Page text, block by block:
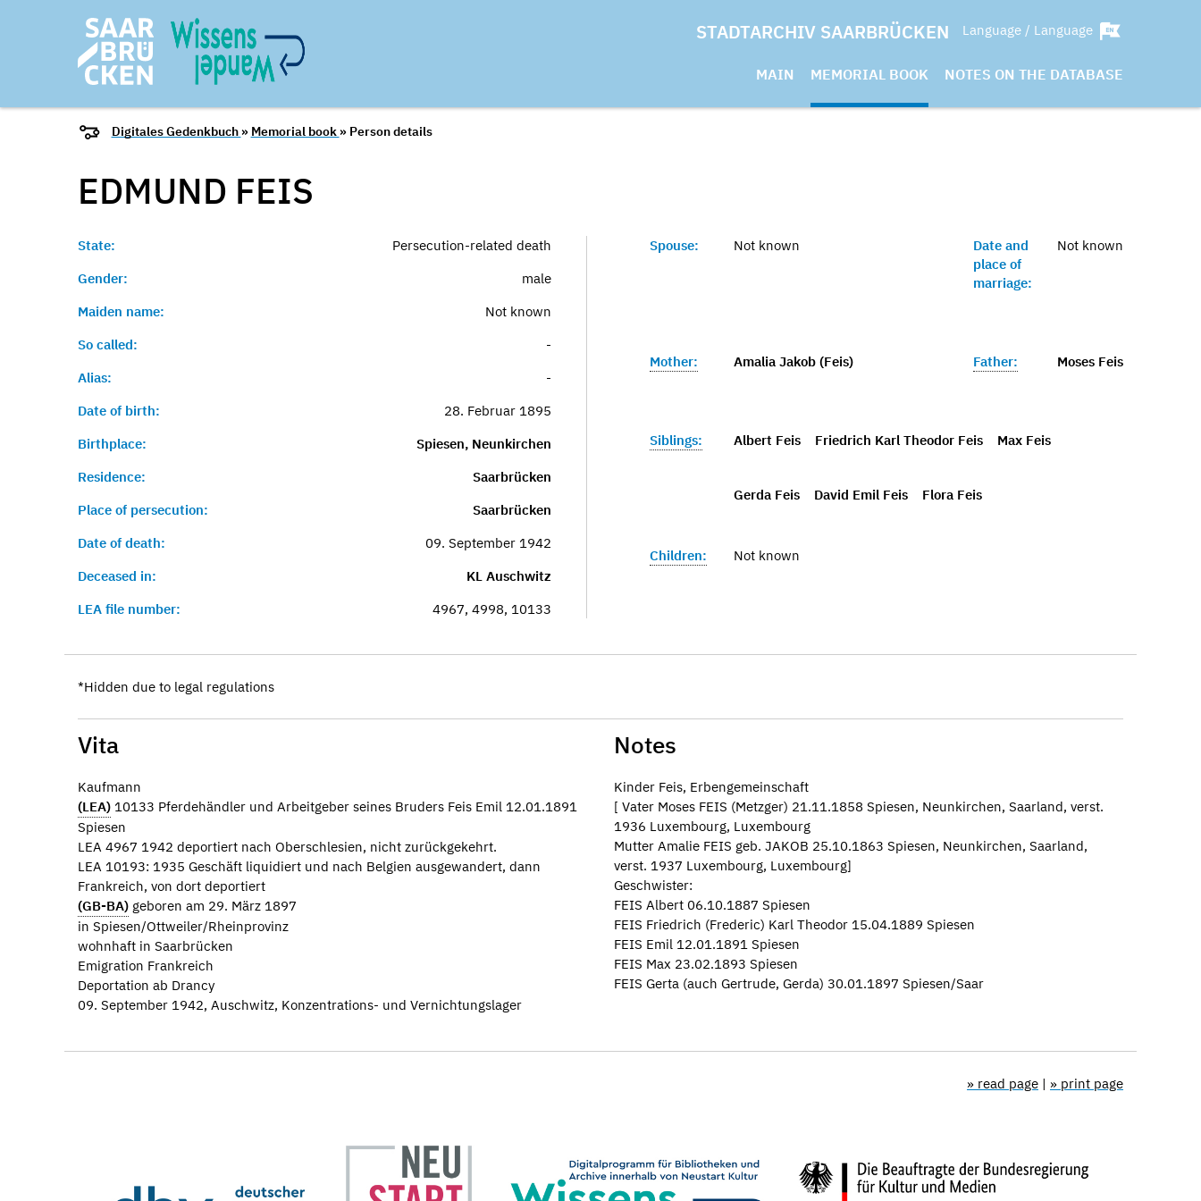
STADTARCHIV SAARBRÜCKEN Language / Language
MAIN MEMORIAL BOOK NOTES ON THE DATABASE
Digitales Gedenkbuch » Memorial book » Person details
EDMUND FEIS
State:
Persecution-related death
Gender:
male
Maiden name:
Not known
So called:
-
Alias:
-
Date of birth:
28. Februar 1895
Birthplace:
Spiesen, Neunkirchen
Residence:
Saarbrücken
Place of persecution:
Saarbrücken
Date of death:
09. September 1942
Deceased in:
KL Auschwitz
LEA file number:
4967, 4998, 10133
Spouse: Not known
Date and
place of
marriage:
Not known
Mother: Amalia Jakob (Feis) Father: Moses Feis
Siblings: Albert Feis Friedrich Karl Theodor Feis Max Feis
Gerda Feis David Emil Feis Flora Feis
Children: Not known
*Hidden due to legal regulations
Vita
Kaufmann
(LEA) 10133 Pferdehändler und Arbeitgeber seines Bruders Feis Emil 12.01.1891
Spiesen
LEA 4967 1942 deportiert nach Oberschlesien, nicht zurückgekehrt.
LEA 10193: 1935 Geschäft liquidiert und nach Belgien ausgewandert, dann
Frankreich, von dort deportiert
(GB-BA) geboren am 29. März 1897
in Spiesen/Ottweiler/Rheinprovinz
wohnhaft in Saarbrücken
Emigration Frankreich
Deportation ab Drancy
09. September 1942, Auschwitz, Konzentrations- und Vernichtungslager
Notes
Kinder Feis, Erbengemeinschaft
[ Vater Moses FEIS (Metzger) 21.11.1858 Spiesen, Neunkirchen, Saarland, verst.
1936 Luxembourg, Luxembourg
Mutter Amalie FEIS geb. JAKOB 25.10.1863 Spiesen, Neunkirchen, Saarland,
verst. 1937 Luxembourg, Luxembourg]
Geschwister:
FEIS Albert 06.10.1887 Spiesen
FEIS Friedrich (Frederic) Karl Theodor 15.04.1889 Spiesen
FEIS Emil 12.01.1891 Spiesen
FEIS Max 23.02.1893 Spiesen
FEIS Gerta (auch Gertrude, Gerda) 30.01.1897 Spiesen/Saar
» read page | » print page